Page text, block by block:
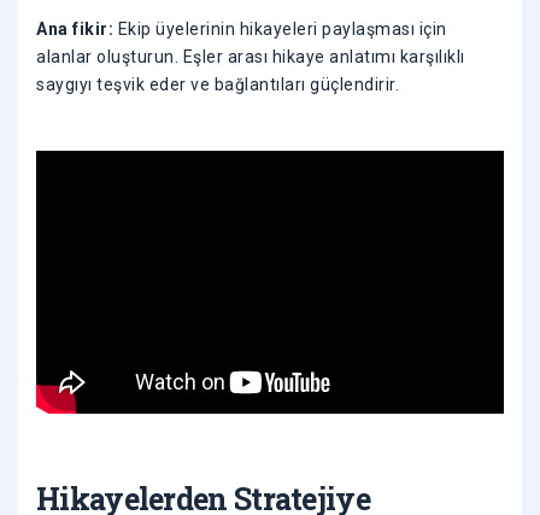
Ana fikir: Ekip üyelerinin hikayeleri paylaşması için
alanlar oluşturun. Eşler arası hikaye anlatımı karşılıklı
saygıyı teşvik eder ve bağlantıları güçlendirir.
Hikayelerden Stratejiye